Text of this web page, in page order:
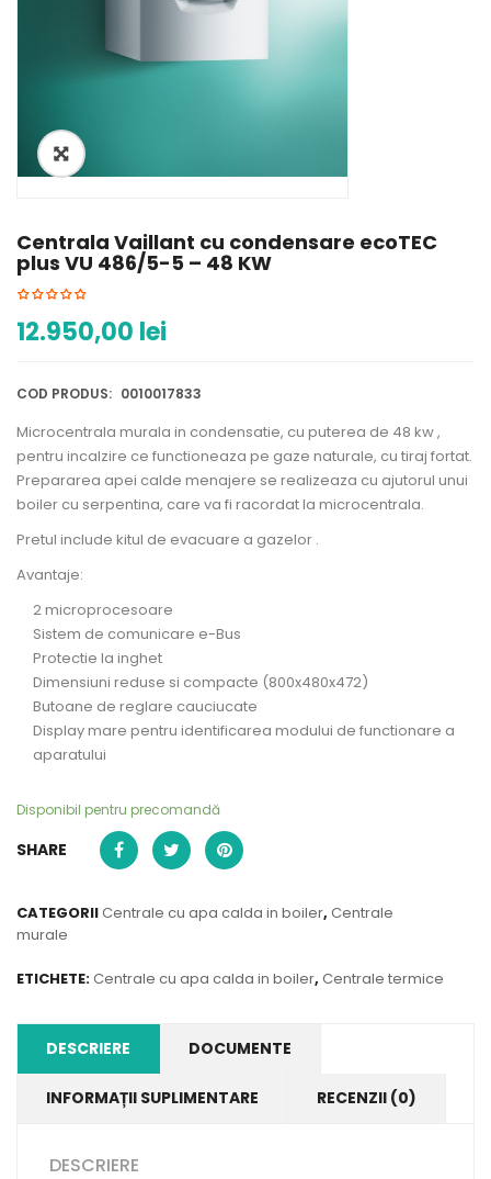
Centrala Vaillant cu condensare ecoTEC
plus VU 486/5-5 – 48 KW
12.950,00 lei
COD PRODUS: 0010017833
Microcentrala murala in condensatie, cu puterea de 48 kw ,
pentru incalzire ce functioneaza pe gaze naturale, cu tiraj fortat.
Prepararea apei calde menajere se realizeaza cu ajutorul unui
boiler cu serpentina, care va fi racordat la microcentrala.
Pretul include kitul de evacuare a gazelor .
Avantaje:
2 microprocesoare
Sistem de comunicare e-Bus
Protectie la inghet
Dimensiuni reduse si compacte (800x480x472)
Butoane de reglare cauciucate
Display mare pentru identificarea modului de functionare a
aparatului
Disponibil pentru precomandă
SHARE
CATEGORIICentrale cu apa calda in boiler, Centrale
murale
ETICHETE:Centrale cu apa calda in boiler, Centrale termice
DESCRIERE DOCUMENTE
INFORMAȚII SUPLIMENTARE RECENZII (0)
DESCRIERE